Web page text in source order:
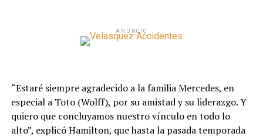
ANUNCIO
“Estaré siempre agradecido a la familia Mercedes, en
especial a Toto (Wolff), por su amistad y su liderazgo. Y
quiero que concluyamos nuestro vínculo en todo lo
alto”, explicó Hamilton, que hasta la pasada temporada